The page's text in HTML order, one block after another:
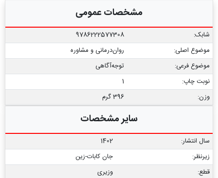
مشخصات عمومی
شابک:
9786222577308
موضوع اصلی:
روان‌درمانی و مشاوره
موضوع فرعی:
توجه‌آگاهی
نوبت چاپ:
1
وزن:
396 گرم
سایر مشخصات
سال انتشار:
1402
زیرنظر:
جان کابات-زین
قطع:
وزیری